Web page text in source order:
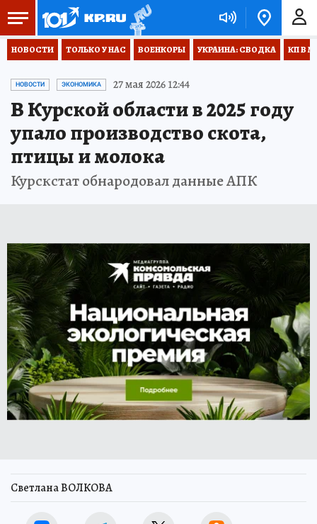
НОВОСТИ ТОЛЬКО У НАС ВОЕНКОРЫ УКРАИНА: СВОДКА КП В
НОВОСТИ ЭКОНОМИКА 27 мая 2026 12:44
В Курской области в 2025 году
упало производство скота,
птицы и молока
Курскстат обнародовал данные АПК
Светлана ВОЛКОВА